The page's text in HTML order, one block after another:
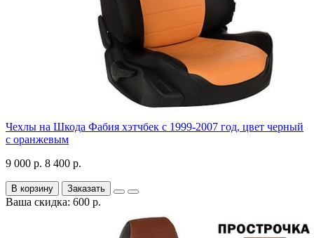
Чехлы на Шкода Фабия хэтчбек с 1999-2007 год, цвет черный
с оранжевым
9 000 р. 8 400 р.
В корзину Заказать
Ваша скидка: 600 р.